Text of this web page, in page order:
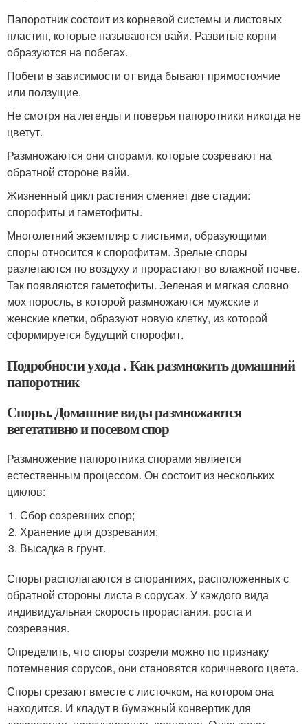
Папоротник состоит из корневой системы и листовых
пластин, которые называются вайи. Развитые корни
образуются на побегах.
Побеги в зависимости от вида бывают прямостоячие
или ползущие.
Не смотря на легенды и поверья папоротники никогда не
цветут.
Размножаются они спорами, которые созревают на
обратной стороне вайи.
Жизненный цикл растения сменяет две стадии:
спорофиты и гаметофиты.
Многолетний экземпляр с листьями, образующими
споры относится к спорофитам. Зрелые споры
разлетаются по воздуху и прорастают во влажной почве.
Так появляются гаметофиты. Зеленая и мягкая словно
мох поросль, в которой размножаются мужские и
женские клетки, образуют новую клетку, из которой
сформируется будущий спорофит.
Подробности ухода . Как размножить домашний
папоротник
Споры. Домашние виды размножаются
вегетативно и посевом спор
Размножение папоротника спорами является
естественным процессом. Он состоит из нескольких
циклов:
Сбор созревших спор;
Хранение для дозревания;
Высадка в грунт.
Споры располагаются в спорангиях, расположенных с
обратной стороны листа в сорусах. У каждого вида
индивидуальная скорость прорастания, роста и
созревания.
Определить, что споры созрели можно по признаку
потемнения сорусов, они становятся коричневого цвета.
Споры срезают вместе с листочком, на котором она
находится. И кладут в бумажный конвертик для